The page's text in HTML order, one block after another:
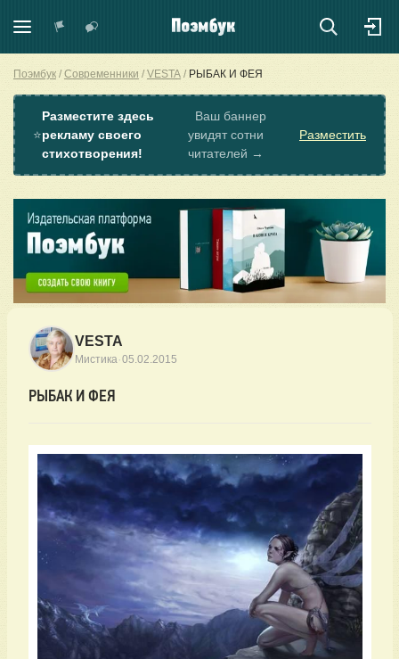
Поэмбук Современники VESTA РЫБАК И ФЕЯ
⭐
Разместите здесь
рекламу своего
стихотворения!
Ваш баннер
увидят сотни
читателей →
Разместить
VESTA
Мистика·05.02.2015
РЫБАК И ФЕЯ